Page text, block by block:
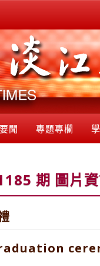
聞 專題專欄
期 圖片